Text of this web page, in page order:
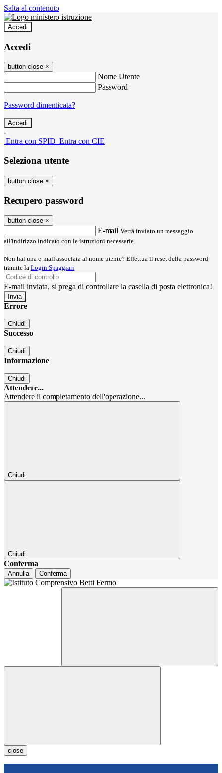
Salta al contenuto
Accedi
Accedi
button close ×
Nome Utente
Password
Password dimenticata?
-
Entra con SPID Entra con CIE
Seleziona utente
button close ×
Recupero password
button close ×
E-mail Verrà inviato un messaggio
all'indirizzo indicato con le istruzioni necessarie.
Non hai una e-mail associata al nome utente? Effettua il reset della password
tramite la Login Spaggiari
E-mail inviata, si prega di controllare la casella di posta elettronica!
Errore
Chiudi
Successo
Chiudi
Informazione
Chiudi
Attendere...
Attendere il completamento dell'operazione...
Chiudi
Chiudi
Conferma
Annulla Conferma
close